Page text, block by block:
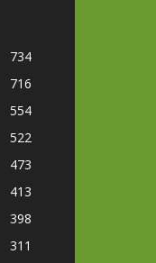
734
716
554
522
473
413
398
311